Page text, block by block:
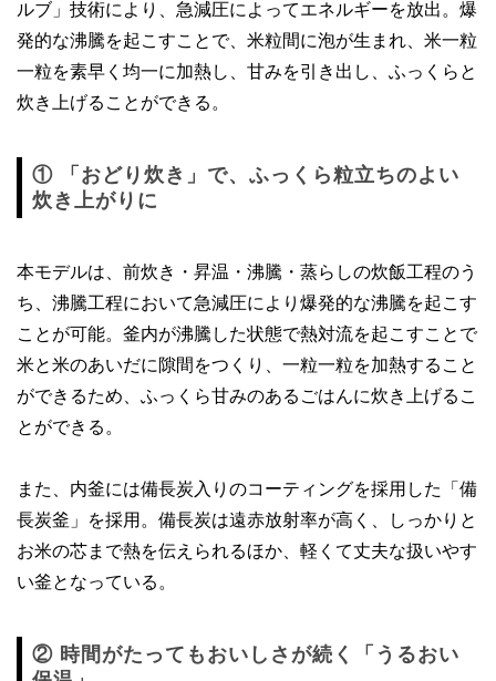
ルブ」技術により、急減圧によってエネルギーを放出。爆
発的な沸騰を起こすことで、米粒間に泡が生まれ、米一粒
一粒を素早く均一に加熱し、甘みを引き出し、ふっくらと
炊き上げることができる。
① 「おどり炊き」で、ふっくら粒立ちのよい
炊き上がりに
本モデルは、前炊き・昇温・沸騰・蒸らしの炊飯工程のう
ち、沸騰工程において急減圧により爆発的な沸騰を起こす
ことが可能。釜内が沸騰した状態で熱対流を起こすことで
米と米のあいだに隙間をつくり、一粒一粒を加熱すること
ができるため、ふっくら甘みのあるごはんに炊き上げるこ
とができる。
また、内釜には備長炭入りのコーティングを採用した「備
長炭釜」を採用。備長炭は遠赤放射率が高く、しっかりと
お米の芯まで熱を伝えられるほか、軽くて丈夫な扱いやす
い釜となっている。
② 時間がたってもおいしさが続く「うるおい